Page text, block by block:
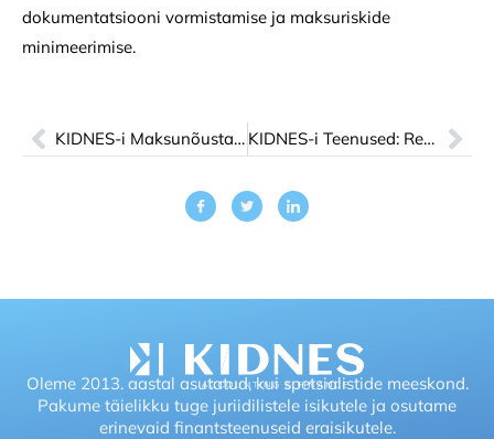
dokumentatsiooni vormistamise ja maksuriskide
minimeerimise.
KIDNES-i Maksunõustamine: Tehke oma Äri Edukaks Maksude Planeerimisega KIDNES-i Teenused: Registreerige Ettevõte ja Finantskonsultatsioonid Eestis
Oleme 2013. aastal asutatud, kui spetsialistide meeskond.
Pakume täielikku tuge juriidilistele isikutele ja osutame
erinevaid finantsteenuseid eraisikutele.